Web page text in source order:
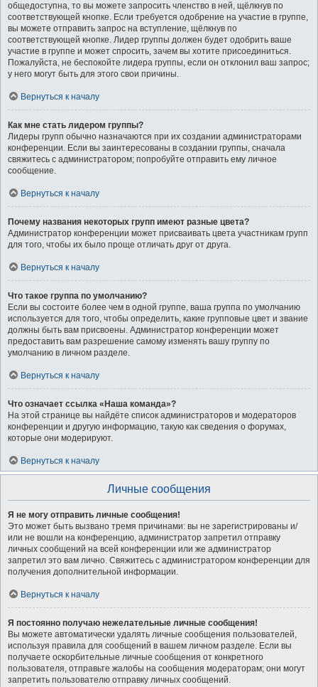
общедоступна, то вы можете запросить членство в ней, щёлкнув по
соответствующей кнопке. Если требуется одобрение на участие в группе,
вы можете отправить запрос на вступление, щёлкнув по
соответствующей кнопке. Лидер группы должен будет одобрить ваше
участие в группе и может спросить, зачем вы хотите присоединиться.
Пожалуйста, не беспокойте лидера группы, если он отклонил ваш запрос;
у него могут быть для этого свои причины.
Вернуться к началу
Как мне стать лидером группы?
Лидеры групп обычно назначаются при их создании администраторами
конференции. Если вы заинтересованы в создании группы, сначала
свяжитесь с администратором; попробуйте отправить ему личное
сообщение.
Вернуться к началу
Почему названия некоторых групп имеют разные цвета?
Администратор конференции может присваивать цвета участникам групп
для того, чтобы их было проще отличать друг от друга.
Вернуться к началу
Что такое группа по умолчанию?
Если вы состоите более чем в одной группе, ваша группа по умолчанию
используется для того, чтобы определить, какие групповые цвет и звание
должны быть вам присвоены. Администратор конференции может
предоставить вам разрешение самому изменять вашу группу по
умолчанию в личном разделе.
Вернуться к началу
Что означает ссылка «Наша команда»?
На этой странице вы найдёте список администраторов и модераторов
конференции и другую информацию, такую как сведения о форумах,
которые они модерируют.
Вернуться к началу
Личные сообщения
Я не могу отправить личные сообщения!
Это может быть вызвано тремя причинами: вы не зарегистрированы и/
или не вошли на конференцию, администратор запретил отправку
личных сообщений на всей конференции или же администратор
запретил это вам лично. Свяжитесь с администратором конференции для
получения дополнительной информации.
Вернуться к началу
Я постоянно получаю нежелательные личные сообщения!
Вы можете автоматически удалять личные сообщения пользователей,
используя правила для сообщений в вашем личном разделе. Если вы
получаете оскорбительные личные сообщения от конкретного
пользователя, отправьте жалобы на сообщения модераторам; они могут
запретить пользователю отправку личных сообщений.